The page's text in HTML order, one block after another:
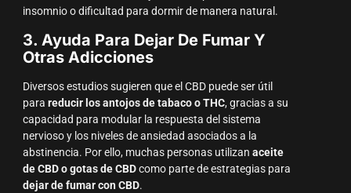
insomnio o dificultad para dormir de manera natural.
3. Ayuda Para Dejar De Fumar Y
Otras Adicciones
Diversos estudios sugieren que el CBD puede ser útil
para reducir los antojos de tabaco o THC, gracias a su
capacidad para modular la respuesta del sistema
nervioso y los niveles de ansiedad asociados a la
abstinencia. Por ello, muchas personas utilizan aceite
de CBD o gotas de CBDcomo parte de estrategias para
dejar de fumar con CBD.